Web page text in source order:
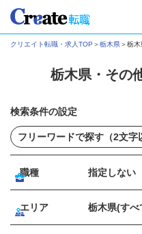
クリエイト転職・求人TOP ＞栃木県＞栃木
栃木県・その
検索条件の設定
職種 指定しない
エリア 栃木県(すべ